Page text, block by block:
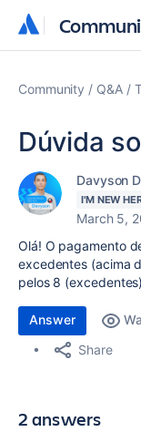
Community Q&A
Dúvida
Davyson
I'M NEW
March 5,
Olá! O pagamento
excedentes (acima
pelos 8
Answer
Share
2 answers